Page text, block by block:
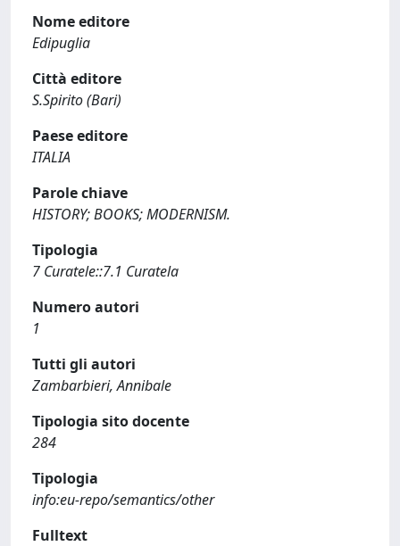
Nome editore
Edipuglia
Città editore
S.Spirito (Bari)
Paese editore
ITALIA
Parole chiave
HISTORY; BOOKS; MODERNISM.
Tipologia
7 Curatele::7.1 Curatela
Numero autori
1
Tutti gli autori
Zambarbieri, Annibale
Tipologia sito docente
284
Tipologia
info:eu-repo/semantics/other
Fulltext